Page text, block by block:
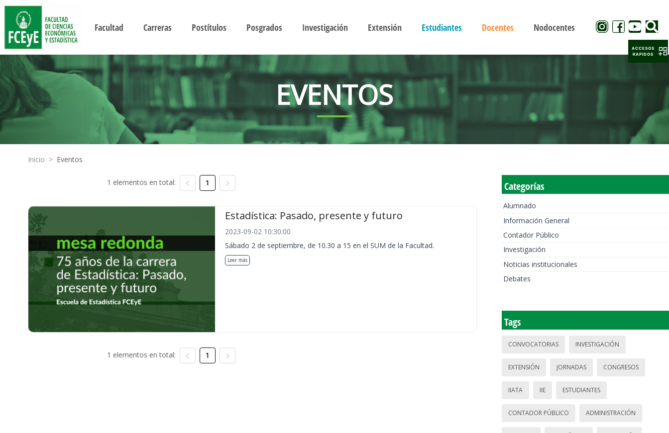
Facultad Carreras Postítulos Posgrados Investigación Extensión Estudiantes Docentes Nodocentes
EVENTOS
Inicio > Eventos
1 elementos en total: 1
Estadística: Pasado, presente y futuro
2023-09-02 10:30:00
Sábado 2 de septiembre, de 10.30 a 15 en el SUM de la Facultad.
Leer más
1 elementos en total: 1
Categorías
Alumnado
Información General
Contador Público
Investigación
Noticias institucionales
Debates
Tags
CONVOCATORIAS INVESTIGACIÓN
EXTENSIÓN JORNADAS CONGRESOS
IIATA IIE ESTUDIANTES
CONTADOR PÚBLICO ADMINISTRACIÓN
ACCESOS
RAPIDOS